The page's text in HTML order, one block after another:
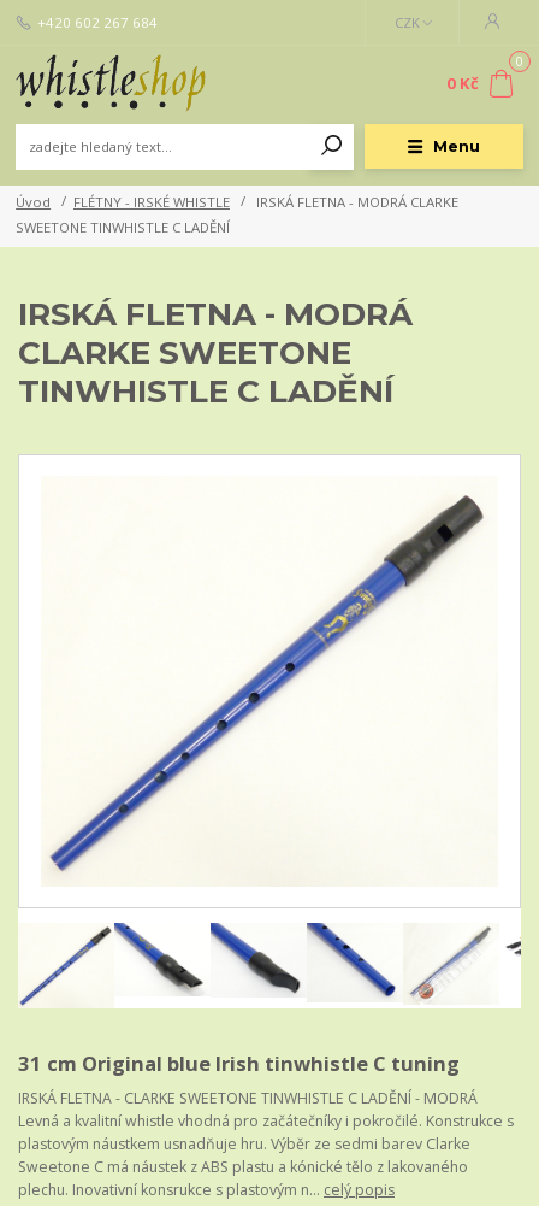
Menu
CZK
+420 602 267 684
0
0 Kč
Úvod FLÉTNY - IRSKÉ WHISTLE
IRSKÁ FLETNA - MODRÁ CLARKE
SWEETONE TINWHISTLE C LADĚNÍ
IRSKÁ FLETNA - MODRÁ
CLARKE SWEETONE
TINWHISTLE C LADĚNÍ
31 cm Original blue Irish tinwhistle C tuning
IRSKÁ FLETNA - CLARKE SWEETONE TINWHISTLE C LADĚNÍ - MODRÁ
Levná a kvalitní whistle vhodná pro začátečníky i pokročilé. Konstrukce s
plastovým náustkem usnadňuje hru. Výběr ze sedmi barev Clarke
Sweetone C má náustek z ABS plastu a kónické tělo z lakovaného
plechu. Inovativní konsrukce s plastovým n... celý popis